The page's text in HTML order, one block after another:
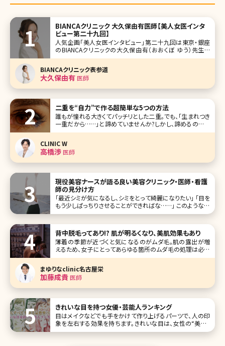
BIANCAクリニック 大久保由有医師【美人女医インタ
ビュー第二十九回】
人気企画「美人女医インタビュー」第二十九回は東京・銀座
のBIANCAクリニックの大久保由有（おおくぼ ゆう）先生で
す。 肌の治療を中心として、オペ系の症例も豊富、美容に対
スタグラムで発信する美容情報は多くのファンを生んでいま
す。 みんな気
BIANCAクリニック表参道
大久保由有医師
二重を“自力”で作る超簡単な5つの方法
誰もが憧れる大きくてパッチリとした二重。でも、「生まれつき
一重だから……」と諦めていませんか?しかし、諦めるのはま
だ早いですよ。女性の方ならご存知かと思いますが、自力で
て定着しており、巨大掲示板をはじめ、ツイッターを代表とす
るSNSでも人気の
CLINIC W
高橋渉医師
現役美容ナースが語る良い美容クリニック・医師・看護
師の見分け方
「最近シミが気になるし、シミをとって綺麗になりたい」 「目を
もう少しぱっちりさせることができればな……」 このような美
容に関するお悩みを持った時、「少しでも良くなれば……」と
そしてネットやSNSでどの美容クリニックに行こうか調べて
背中脱毛ってあり!? 肌が明るくなり、美肌効果もあり
薄着の季節が近づくと気になるのがムダ毛。肌の露出が増
えるため、女子にとってあらゆる箇所のムダ毛の処理は必須
ですよね。ですが、脇や腕、脚の処理をして満足している方が
意外と多い……。どうせなら背中まで綺麗にしてみてはいか
がでしょう。 「自分は背中が開いた服は着ないから関係ない」
と思う方もいるかもしれま
まゆりなclinic名古屋栄
加藤成貴医師
きれいな目を持つ女優・芸能人ランキング
目はメイクなどでも手をかけて作り上げるパーツで、人の印
象を左右する効果を持ちます。きれいな目は、女性の“美人・
かわいい”を実現させ、またその人ならではの特徴（キャラク